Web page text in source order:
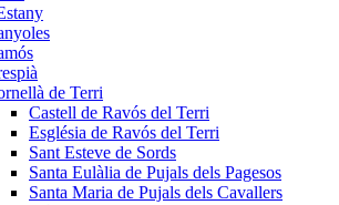
de Terri
Castell de Ravós del Terri
Església de Ravós del Terri
Sant Esteve de Sords
Santa Eulàlia de Pujals dels Pagesos
Santa Maria de Pujals dels Cavallers